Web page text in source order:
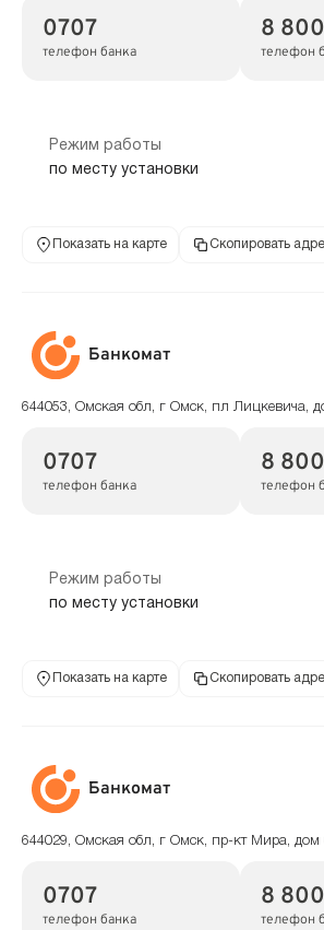
0707
телефон банка
8
телефон
Режим работы
по месту установки
Показать на карте Скопировать
Банкомат
644053, Омская обл, г Омск, пл Лицкевича,
0707
телефон банка
8
телефон
Режим работы
по месту установки
Показать на карте Скопировать
Банкомат
644029, Омская обл, г Омск, пр-кт Мира, дом
0707
телефон банка
8
телефон